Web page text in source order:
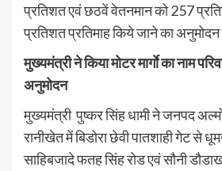
प्रतिशत एवं छठवें वेतनमान को 257
प्रतिशत प्रतिमाह किये जाने का अनुमोदन
मुख्यमंत्री ने किया मोटर मार्गाे का नाम
अनुमोदन
मुख्यमंत्री पुष्कर सिंह धामी ने जनपद
रानीखेत में बिडोरा छेवी पातशाही गेट से
साहिबजादे फतह सिंह रोड एवं सौनी